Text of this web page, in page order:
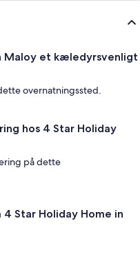
Maloy et kæledyrsvenligt
overnatningssted.
hos 4 Star Holiday
på dette
Star Holiday Home in